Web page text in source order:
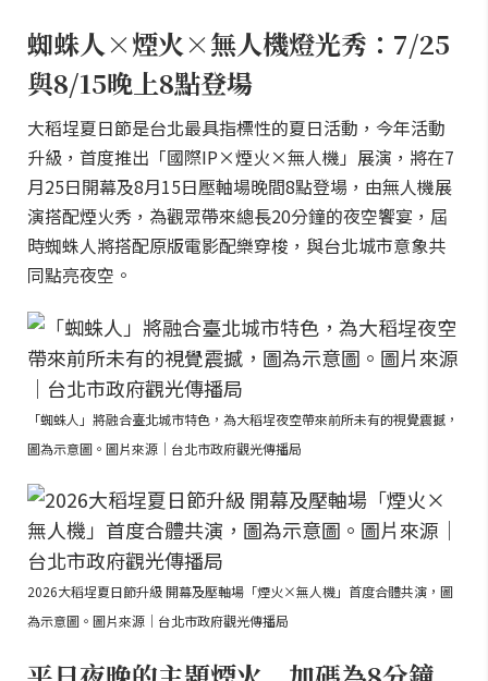
蜘蛛人×煙火×無人機燈光秀：7/25
與8/15晚上8點登場
大稻埕夏日節是台北最具指標性的夏日活動，今年活動
升級，首度推出「國際IP×煙火×無人機」展演，將在7
月25日開幕及8月15日壓軸場晚間8點登場，由無人機展
演搭配煙火秀，為觀眾帶來總長20分鐘的夜空饗宴，屆
時蜘蛛人將搭配原版電影配樂穿梭，與台北城市意象共
同點亮夜空。
「蜘蛛人」將融合臺北城市特色，為大稻埕夜空帶來前所未有的視覺震撼，
圖為示意圖。圖片來源｜台北市政府觀光傳播局
2026大稻埕夏日節升級 開幕及壓軸場「煙火×無人機」首度合體共演，圖
為示意圖。圖片來源｜台北市政府觀光傳播局